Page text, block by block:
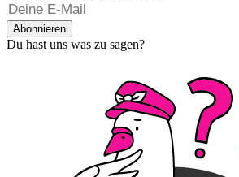
Abonnieren
Du hast uns was zu sagen?